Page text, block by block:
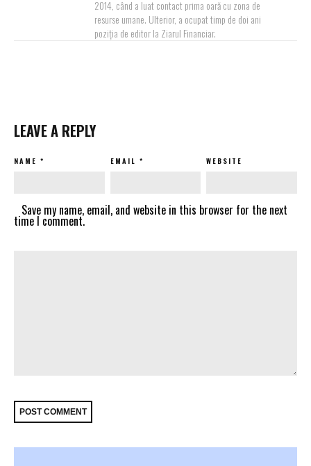
2014, când a luat contact prima oară cu zona de
resurse umane. Ulterior, a ocupat timp de doi ani
poziția de editor la Ziarul Financiar.
LEAVE A REPLY
NAME * EMAIL * WEBSITE
Save my name, email, and website in this browser for the next
time I comment.